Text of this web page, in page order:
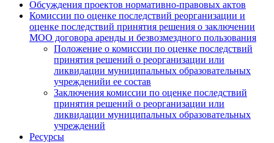
Обсуждения проектов нормативно-правовых актов
Комиссии по оценке последствий реорганизации и
оценке последствий принятия решения о заключении
МОО договора аренды и безвозмездного пользования
Положение о комиссии по оценке последствий
принятия решений о реорганизации или
ликвидации муниципальных образовательных
учрежденийи ее состав
Заключения комиссии по оценке последствий
принятия решений о реорганизации или
ликвидации муниципальных образовательных
учреждений
Ресурсы